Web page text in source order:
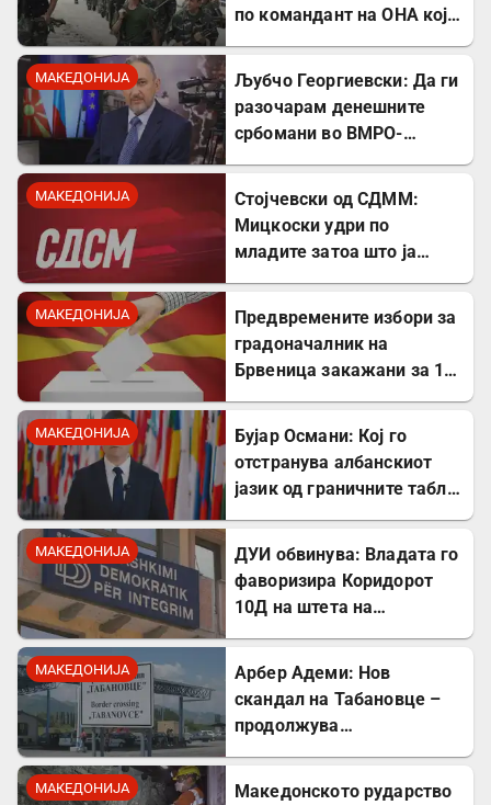
по командант на ОНА кој
МАКЕДОНИЈА
Љубчо Георгиевски: Да ги
разочарам денешните
србомани во ВМРО-
против Србославија
МАКЕДОНИЈА
Стојчевски од СДММ:
Мицкоски удри по
младите затоа што ја
МАКЕДОНИЈА
Предвремените избори за
градоначалник на
Брвеница закажани за 18
МАКЕДОНИЈА
Бујар Османи: Кој го
отстранува албанскиот
јазик од граничните табли,
МАКЕДОНИЈА
ДУИ обвинува: Владата го
фаворизира Коридорот
10Д на штета на
МАКЕДОНИЈА
Арбер Адеми: Нов
скандал на Табановце –
продолжува
МАКЕДОНИЈА
Македонското рударство